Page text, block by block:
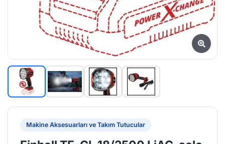
Makine Aksesuarları ve Takım Tutucular